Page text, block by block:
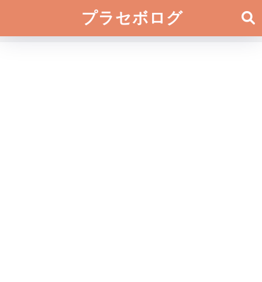
プラセボログ